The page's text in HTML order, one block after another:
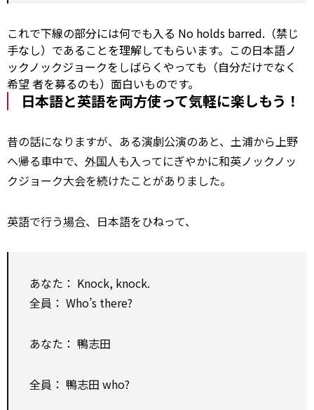
これで下線の部分には何でも入る No holds barred.（禁じ
手なし）であることを理解してもらいます。この日本語ノ
ックノックジョークをしばらくやっても（自分だけでなく
希望 者を募るのも）面白いものです。
日本語と英語を両方使って気軽に楽しもう！
昔の話になりますが、ある演劇公演のあと、土浦から上野
へ帰る車中で、 外国人も入ってにぎやかに和英ノックノッ
クジョーク大会を続けたことがありました。
英語で行う場合、日本語をひねって、
あなた： Knock, knock.
全員： Who’s there?
あなた： 鴨志田
全員： 鴨志田 who?